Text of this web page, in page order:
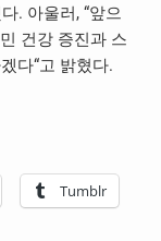
. 아울러, “앞으
건강 증진과 스
다“고 밝혔다.
Tumblr